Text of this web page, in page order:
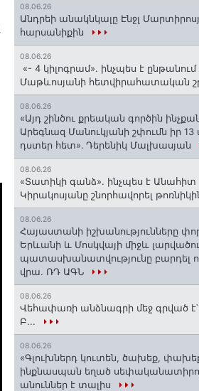
08.06.26
Անդրեի անակնկալը Էնջլ
հարսանիքին
08.06.26
«- 4 կիլոգրամ». ինչպես է
Մաթևոսյանի հետվիրահատական
08.06.26
«Այդ շինծու քրեական գործին
Արեգնազ Մանուկյանի շփումն իր
դստեր հետ»․ Դերենիկ Մալխասյան
08.06.26
«Տատիկի գանձ». ինչպես է Անահիտ
Կիրակոսյանը շնորհավորել
08.06.26
Հայաստանի իշխանությունները
Երևանի և Մոսկվայի միջև
պատասխանատվությունը բարդել
վրա. ՌԴ ԱԳՆ
08.06.26
Վեհափառի անձնագրի մեջ գրված
Բ...
08.06.26
«Գլուխներդ կուտեն, ծախեք,
ինքնասպան եղած
անուններ է տալիս